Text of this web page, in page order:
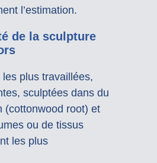
l’estimation.
de la sculpture
plus travaillées,
sculptées dans du
(cottonwood root) et
ou de tissus
les plus